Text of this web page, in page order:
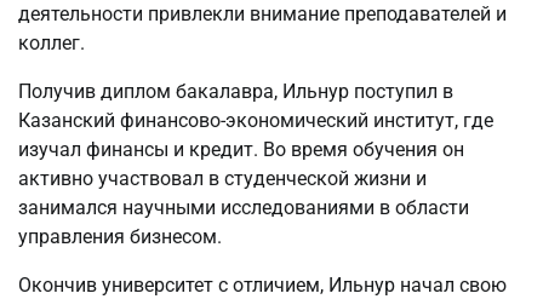
деятельности привлекли внимание преподавателей и
коллег.
Получив диплом бакалавра, Ильнур поступил в
Казанский финансово-экономический институт, где
изучал финансы и кредит. Во время обучения он
активно участвовал в студенческой жизни и
занимался научными исследованиями в области
управления бизнесом.
Окончив университет с отличием, Ильнур начал свою